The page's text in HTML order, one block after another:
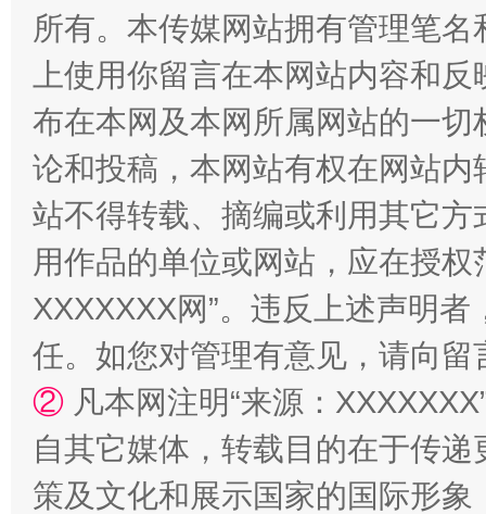
所有。本传媒网站拥有管理笔
上使用你留言在本网站内容和
布在本网及本网所属网站的一
论和投稿，本网站有权在网站
站不得转载、摘编或利用其它
用作品的单位或网站，应在授
XXXXXXX网”。违反上述声明
任。如您对管理有意见，请向
② 凡本网注明“来源：
自其它媒体，转载目的在于传
策及文化和展示国家的国际形